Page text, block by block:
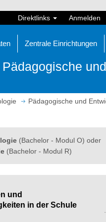
Direktlinks Anmelden
Zentrale Einrichtungen
Pädagogische und
(Bachelor - Modul O) oder
(Bachelor - Modul R)
und
in der Schule